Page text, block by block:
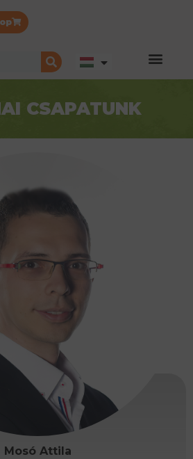
CSAPATUNK
Mosó Attila